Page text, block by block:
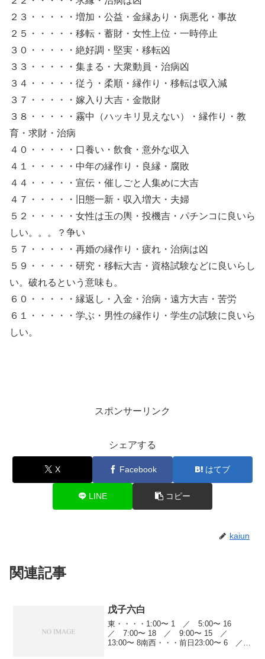
２３・・・・・増加・公益・金縁あり・病悪化・事故
２５・・・・・移転・蓄財・女性上位・一時停止
３０・・・・・絶好調・堅実・移転凶
３３・・・・・集まる・大衆動員・治病凶
３４・・・・・従う・柔順・縁作り・移転は収入減
３７・・・・・嫁入り大吉・金散財
３８・・・・・霧中（ハッキリ見えない）・縁作り・教
育・求財・治病
４０・・・・・口養い・飲食・意外な収入
４１・・・・・中年の縁作り・良縁・腐敗
４４・・・・・宣伝・催しごと人集めに大吉
４７・・・・・旧態一新・収入増大・夫婦
５２・・・・・女性は玉の輿・投機吉・パチンコに良いら
しい。。。？争い
５７・・・・・再婚の縁作り・疲れ・治病は凶
５９・・・・・研究・移転大吉・資格試験などに良いらし
い。破れるという意味も。
６０・・・・・縁返し・入金・治病・遠方大吉・苦労
６１・・・・・学ぶ・男性の縁作り・学生の試験に良いら
しい。
スポンサーリンク
シェアする
X Facebook はてブ
LINE コピー
kaiun
関連記事
戊子六白
東・・・・1:00〜 1 ／ 5:00〜 16
／ 7:00〜 18 ／ 9:00〜 15 ／
13:00〜 8南西・・・前日23:00〜 6 ／